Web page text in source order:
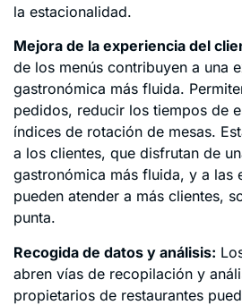
la estacionalidad.
Mejora de la experiencia del
de los menús contribuyen a una
gastronómica más fluida.
pedidos, reducir los tiempos de
índices de rotación de mesas.
a los clientes, que disfrutan de
gastronómica más fluida, y a las
pueden atender a más clientes,
punta.
Recogida de datos y análisis:
abren vías de recopilación y
propietarios de restaurantes